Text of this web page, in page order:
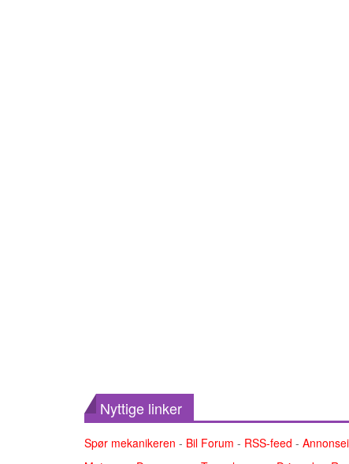
Nyttige linker
Spør mekanikeren - Bil Forum - RSS-feed -